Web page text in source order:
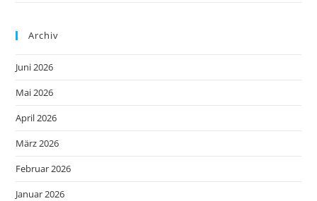
Archiv
Juni 2026
Mai 2026
April 2026
März 2026
Februar 2026
Januar 2026